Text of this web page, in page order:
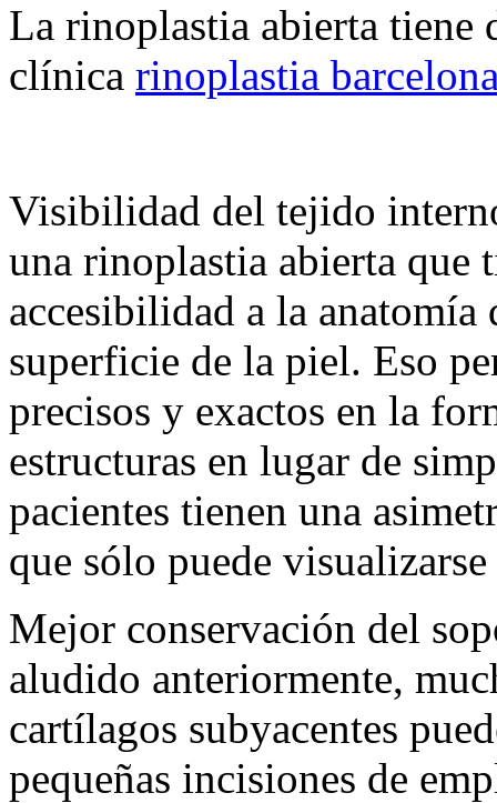
La rinoplastia abierta tiene
clínica rinoplastia
Visibilidad del tejido
una rinoplastia abierta que
accesibilidad a la
superficie de la piel. Eso
precisos y exactos en la
estructuras en lugar de
pacientes tienen una
que sólo puede
Mejor conservación del
aludido anteriormente,
cartílagos subyacentes
pequeñas incisiones de